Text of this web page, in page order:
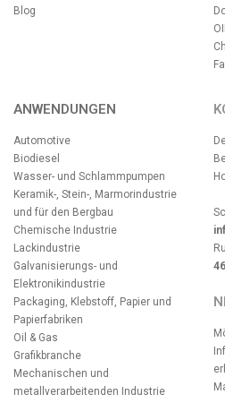
Blog
ANWENDUNGEN
Automotive
Biodiesel
Wasser- und Schlammpumpen
Keramik-, Stein-, Marmorindustrie
und für den Bergbau
Chemische Industrie
Lackindustrie
Galvanisierungs- und
Elektronikindustrie
Packaging, Klebstoff, Papier und
Papierfabriken
Oil & Gas
Grafikbranche
Mechanischen und
metallverarbeitenden Industrie